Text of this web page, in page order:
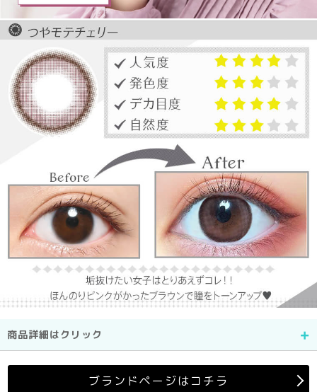
商品詳細はクリック
ブランドページはコチラ